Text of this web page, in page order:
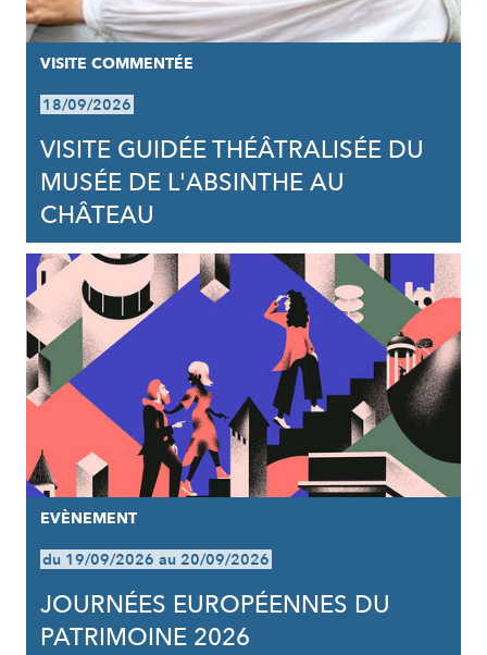
VISITE COMMENTÉE
18/09/2026
VISITE GUIDÉE THÉÂTRALISÉE DU
MUSÉE DE L'ABSINTHE AU
CHÂTEAU
EVÈNEMENT
du 19/09/2026 au 20/09/2026
JOURNÉES EUROPÉENNES DU
PATRIMOINE 2026